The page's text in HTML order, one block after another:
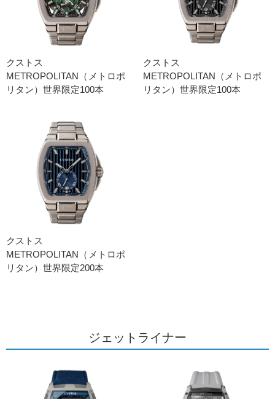
クストス
METROPOLITAN（メトロポ
リタン）世界限定100本
クストス
METROPOLITAN（メトロポ
リタン）世界限定100本
クストス
METROPOLITAN（メトロポ
リタン）世界限定200本
ジェットライナー